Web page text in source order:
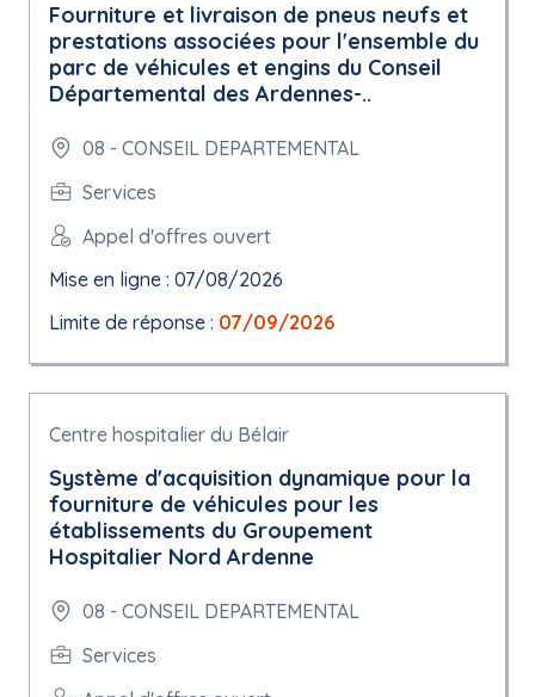
Fourniture et livraison de pneus neufs et
prestations associées pour l'ensemble du
parc de véhicules et engins du Conseil
Départemental des Ardennes-..
08 - CONSEIL DEPARTEMENTAL
Services
Appel d'offres ouvert
Mise en ligne : 07/08/2026
Limite de réponse : 07/09/2026
Centre hospitalier du Bélair
Système d'acquisition dynamique pour la
fourniture de véhicules pour les
établissements du Groupement
Hospitalier Nord Ardenne
08 - CONSEIL DEPARTEMENTAL
Services